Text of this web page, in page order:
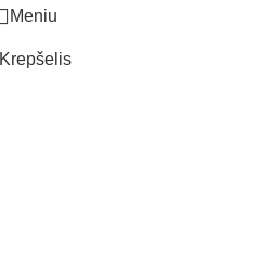
Meniu
Krepšelis